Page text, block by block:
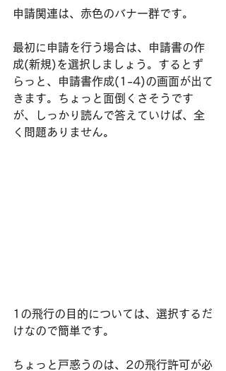
申請関連は、赤色のバナー群です。
最初に申請を行う場合は、申請書の作
成(新規)を選択しましょう。するとず
らっと、申請書作成(1-4)の画面が出て
きます。​ちょっと面倒くさそうです
が、しっかり読んで答えていけば、全
く問題ありません。
1の飛行の目的については、選択するだ
けなので簡単です。
ちょっと戸惑うのは、2の飛行許可が必